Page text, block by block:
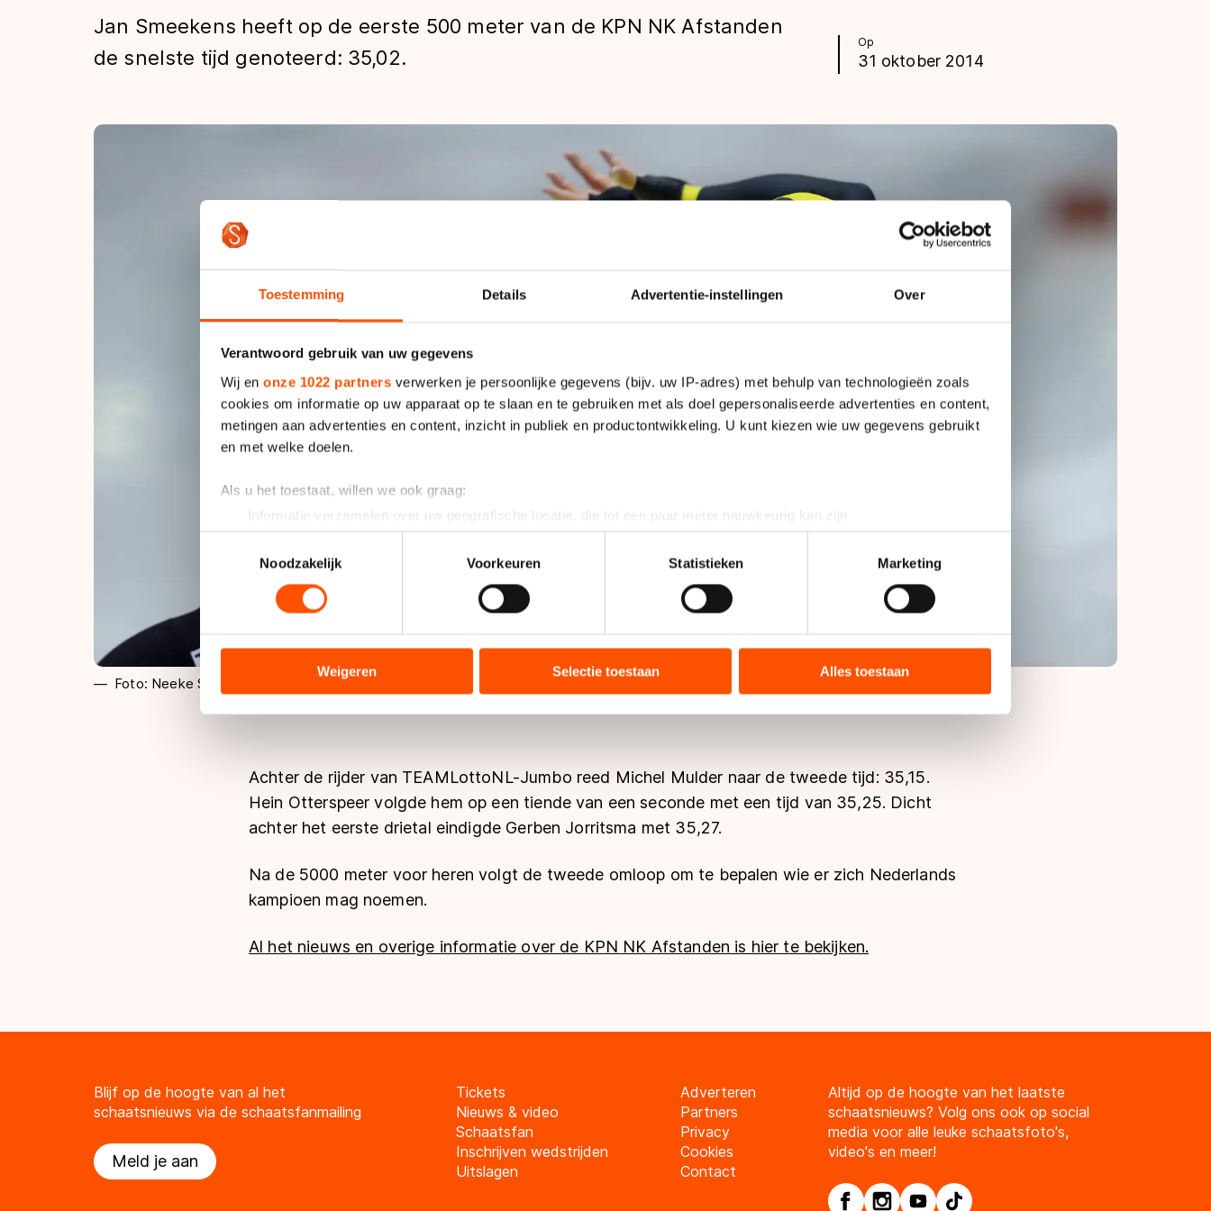
Toestemming Details Advertentie-instellingen Over
Verantwoord gebruik van uw gegevens
Wij en onze 1022 partners verwerken je persoonlijke gegevens (bijv. uw IP-adres) met behulp van technologieën zoals
cookies om informatie op uw apparaat op te slaan en te gebruiken met als doel gepersonaliseerde advertenties en content,
metingen aan advertenties en content, inzicht in publiek en productontwikkeling. U kunt kiezen wie uw gegevens gebruikt
en met welke doelen.
Als u het toestaat, willen we ook graag:
Informatie verzamelen over uw geografische locatie, die tot een paar meter nauwkeurig kan zijn
Uw apparaat identificeren door het actief te scannen op specifieke eigenschappen (fingerprinting)
Lees meer over hoe uw persoonlijke gegevens worden verwerkt en stel uw voorkeuren in het
detailgedeeltein. U kunt uw
toestemming op elk moment wijzigen of intrekken in de Cookieverklaring.
analyseren. We delen informatie over uw gebruik van onze site met onze partners voor social media, advertenties en
analyse. Zij kunnen deze combineren met andere gegevens die u aan hen heeft verstrekt of die zij hebben verzameld via
hun services. Sommige partners kunnen gegevens doorgeven aan landen buiten de EU, zoals de VS, waar mogelijk geen
adequaat beschermingsniveau geldt volgens de GDPR. Door op ‘Toestaan’ te klikken, stemt u in met deze overdracht.
Noodzakelijk
Voorkeuren Statistieken Marketing
Weigeren Selectie toestaan Alles toestaan
Tijden & historie
Olympische Spelen
Op
31 oktober 2014
Jan Smeekens heeft op de eerste 500 meter van de KPN NK Afstanden
de snelste tijd genoteerd: 35,02.
Foto: Neeke Smit
Achter de rijder van TEAMLottoNL-Jumbo reed Michel Mulder naar de tweede tijd: 35,15.
Hein Otterspeer volgde hem op een tiende van een seconde met een tijd van 35,25. Dicht
achter het eerste drietal eindigde Gerben Jorritsma met 35,27.
Na de 5000 meter voor heren volgt de tweede omloop om te bepalen wie er zich Nederlands
kampioen mag noemen.
Al het nieuws en overige informatie over de KPN NK Afstanden is hier te bekijken.
Blijf op de hoogte van al het
schaatsnieuws via de schaatsfanmailing
Meld je aan
Tickets
Nieuws & video
Schaatsfan
Inschrijven wedstrijden
Uitslagen
Adverteren
Partners
Privacy
Cookies
Contact
Altijd op de hoogte van het laatste
schaatsnieuws? Volg ons ook op social
media voor alle leuke schaatsfoto's,
video's en meer!